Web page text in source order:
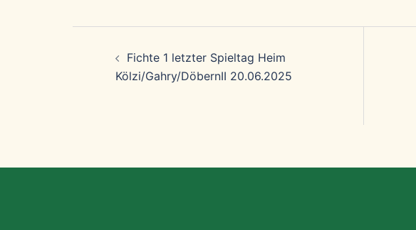
Beitragsnavigation
Fichte 1 letzter Spieltag Heim
Kölzi/Gahry/DöbernII 20.06.2025